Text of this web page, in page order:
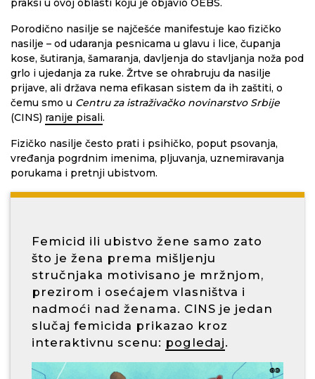
praksi u ovoj oblasti koju je objavio OEBS.
Porodično nasilje se najčešće manifestuje kao fizičko
nasilje – od udaranja pesnicama u glavu i lice, čupanja
kose, šutiranja, šamaranja, davljenja do stavljanja noža pod
grlo i ujedanja za ruke. Žrtve se ohrabruju da nasilje
prijave, ali država nema efikasan sistem da ih zaštiti, o
čemu smo u Centru za istraživačko novinarstvo Srbije
(CINS) ranije pisali.
Fizičko nasilje često prati i psihičko, poput psovanja,
vređanja pogrdnim imenima, pljuvanja, uznemiravanja
porukama i pretnji ubistvom.
Femicid ili ubistvo žene samo zato
što je žena prema mišljenju
stručnjaka motivisano je mržnjom,
prezirom i osećajem vlasništva i
nadmoći nad ženama. CINS je jedan
slučaj femicida prikazao kroz
interaktivnu scenu: pogledaj.